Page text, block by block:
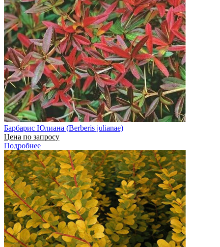
Барбарис Юлиана (Berberis julianae)
Цена по запросу
Подробнее